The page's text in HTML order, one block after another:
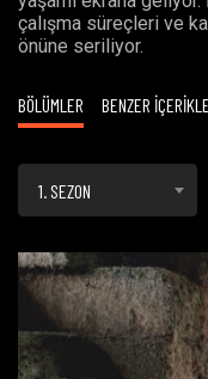
çalışma süreçleri ve
önüne seriliyor.
BÖLÜMLER BENZER
1. SEZON